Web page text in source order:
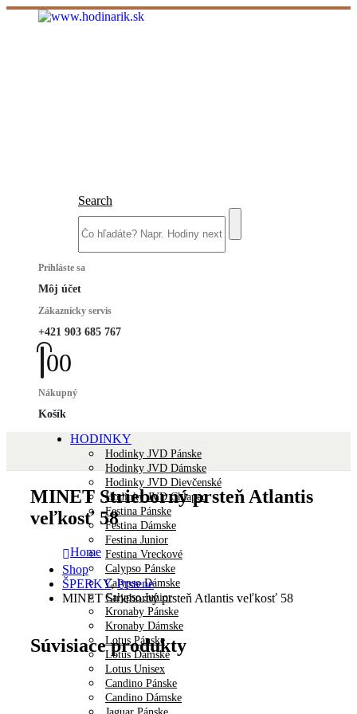
Search
Prihláste sa
Môj účet
Zákaznícky servis
+421 903 685 767
00
Nákupný
Košík
HODINKY
Hodinky JVD Pánske
Hodinky JVD Dámske
Hodinky JVD Dievčenské
Hodinky JVD Chlapec
Festina Pánske
Festina Dámske
Festina Junior
Festina Vreckové
Calypso Pánske
Calypso Dámske
Calypso Junior
Kronaby Pánske
Kronaby Dámske
Lotus Pánske
Lotus Dámske
Lotus Unisex
Candino Pánske
Candino Dámske
Jaguar Pánske
MINET Strieborný prsteň Atlantis
veľkosť 58
Home
Shop
ŠPERKY,Prstene
MINET Strieborný prsteň Atlantis veľkosť 58
Súvisiace produkty